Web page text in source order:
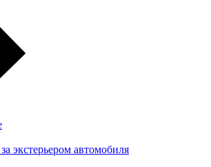
экстерьером автомобиля